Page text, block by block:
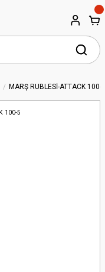
MARŞ RUBLESİ-ATTACK 100-5